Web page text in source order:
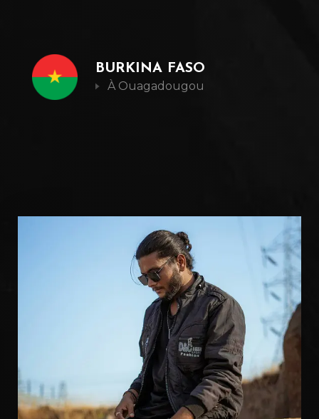
BURKINA FASO
À Ouagadougou